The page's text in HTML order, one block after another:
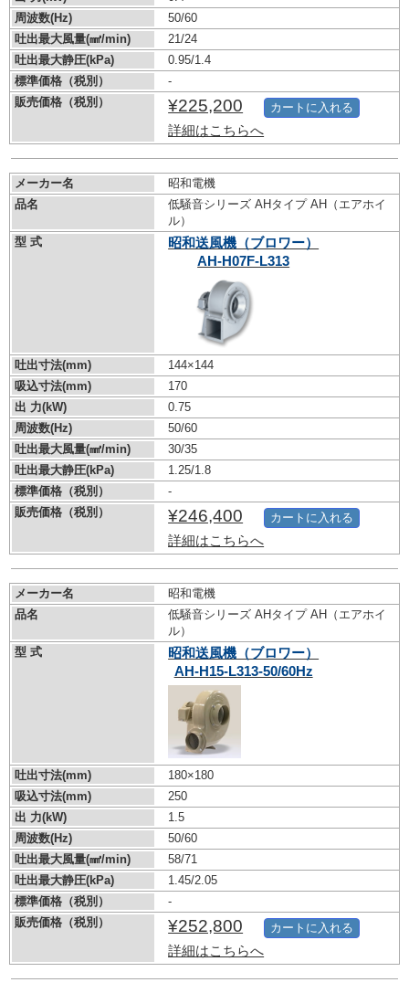
周波数(Hz)
50/60
吐出最大風量(㎣/min)
21/24
吐出最大静圧(kPa)
0.95/1.4
標準価格（税別）
-
販売価格（税別）
¥225,200
詳細はこちらへ
カートに入れる
メーカー名
昭和電機
品名
低騒音シリーズ AHタイプ AH（エアホイ
ル）
型 式
昭和送風機（ブロワー）
AH-H07F-L313
吐出寸法(mm)
144×144
吸込寸法(mm)
170
出 力(kW)
0.75
周波数(Hz)
50/60
吐出最大風量(㎣/min)
30/35
吐出最大静圧(kPa)
1.25/1.8
標準価格（税別）
-
販売価格（税別）
¥246,400
詳細はこちらへ
カートに入れる
メーカー名
昭和電機
品名
低騒音シリーズ AHタイプ AH（エアホイ
ル）
型 式
昭和送風機（ブロワー）
AH-H15-L313-50/60Hz
吐出寸法(mm)
180×180
吸込寸法(mm)
250
出 力(kW)
1.5
周波数(Hz)
50/60
吐出最大風量(㎣/min)
58/71
吐出最大静圧(kPa)
1.45/2.05
標準価格（税別）
-
販売価格（税別）
¥252,800
詳細はこちらへ
カートに入れる